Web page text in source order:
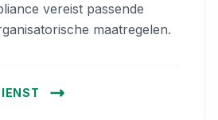
vereist passende
maatregelen.